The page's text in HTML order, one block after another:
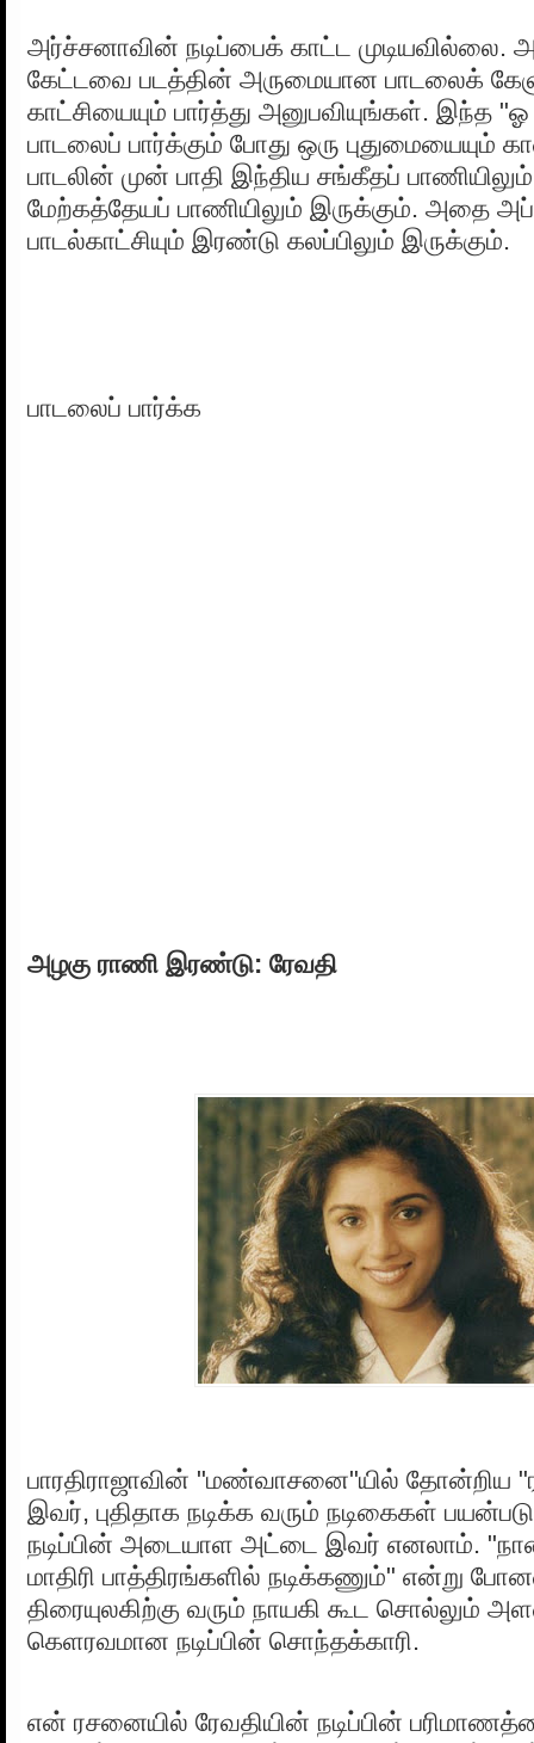
அர்ச்சனாவின் நடிப்பைக் காட்ட முடியவில்லை.
கேட்டவை படத்தின் அருமையான பாடலைக்
காட்சியையும் பார்த்து அனுபவியுங்கள். இந்த
பாடலைப் பார்க்கும் போது ஒரு புதுமையையும்
பாடலின் முன் பாதி இந்திய சங்கீதப் பாணியிலும்
மேற்கத்தேயப் பாணியிலும் இருக்கும். அதை
பாடல்காட்சியும் இரண்டு கலப்பிலும் இருக்கும்.
பாடலைப் பார்க்க
அழகு ராணி இரண்டு: ரேவதி
பாரதிராஜாவின் "மண்வாசனை"யில் தோன்றிய
இவர், புதிதாக நடிக்க வரும் நடிகைகள்
நடிப்பின் அடையாள அட்டை இவர் எனலாம். "நான்
மாதிரி பாத்திரங்களில் நடிக்கணும்" என்று
திரையுலகிற்கு வரும் நாயகி கூட சொல்லும்
கெளரவமான நடிப்பின் சொந்தக்காரி.
என் ரசனையில் ரேவதியின் நடிப்பின்